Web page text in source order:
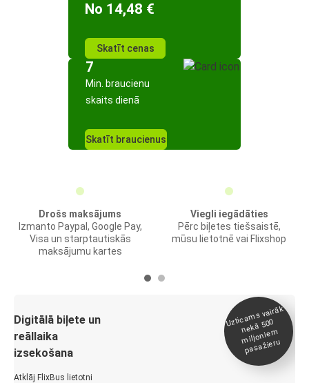
No 14,48 €
Skatīt cenas
7
Min. braucienu
skaits dienā
Skatīt braucienus
Drošs maksājums
Izmanto Paypal, Google Pay,
Visa un starptautiskās
maksājumu kartes
Viegli iegādāties
Pērc biļetes tiešsaistē,
mūsu lietotnē vai Flixshop
Digitālā biļete un
reāllaika
izsekošana
Atklāj FlixBus lietotni
Uztica
ms vairāk
nekā 500
miljonie
m
pasažieru